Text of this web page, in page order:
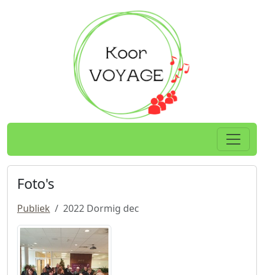
Spring naar hoofdtekst
Foto's
Publiek 2022 Dormig dec